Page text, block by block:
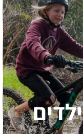
ילדים